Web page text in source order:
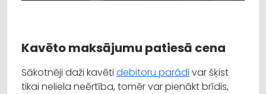
Kavēto maksājumu patiesā cena
Sākotnēji daži kavēti debitoru parādi var šķist
tikai neliela neērtība, tomēr var pienākt brīdis,